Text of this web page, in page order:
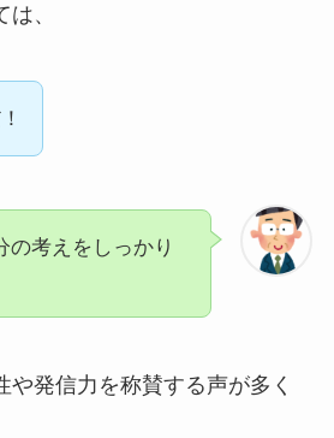
、
の考えをしっかり
や発信力を称賛する声が多く